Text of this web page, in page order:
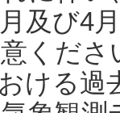
及び4
くだ
ける過